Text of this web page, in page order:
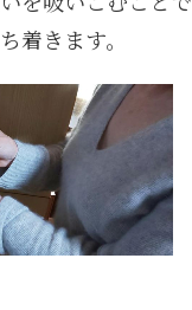
着きます。